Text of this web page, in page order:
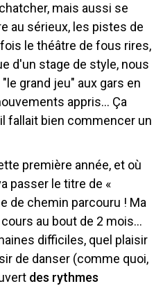
mais aussi se
au sérieux, les pistes de
le théâtre de fous rires,
d'un stage de style, nous
grand jeu" aux gars en
appris... Ça
fallait bien commencer un
première année, et où
passer le titre de «
de chemin parcouru ! Ma
au bout de 2 mois...
difficiles, quel plaisir
de danser (comme quoi,
des rythmes